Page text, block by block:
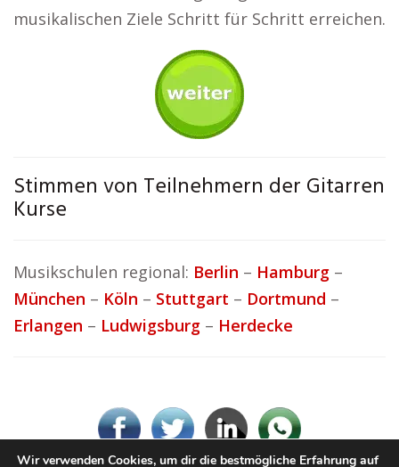
musikalischen Ziele Schritt für Schritt erreichen.
Stimmen von Teilnehmern der Gitarren
Kurse
Musikschulen regional: Berlin – Hamburg –
München – Köln – Stuttgart – Dortmund –
Erlangen – Ludwigsburg – Herdecke
Wir verwenden Cookies, um dir die bestmögliche Erfahrung auf